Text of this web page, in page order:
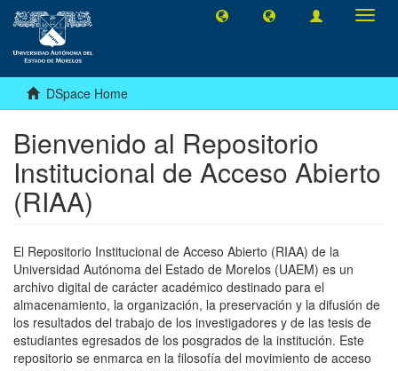
DSpace Home
Bienvenido al Repositorio
Institucional de Acceso Abierto
(RIAA)
El Repositorio Institucional de Acceso Abierto (RIAA) de la
Universidad Autónoma del Estado de Morelos (UAEM) es un
archivo digital de carácter académico destinado para el
almacenamiento, la organización, la preservación y la difusión de
los resultados del trabajo de los investigadores y de las tesis de
estudiantes egresados de los posgrados de la institución. Este
repositorio se enmarca en la filosofía del movimiento de acceso